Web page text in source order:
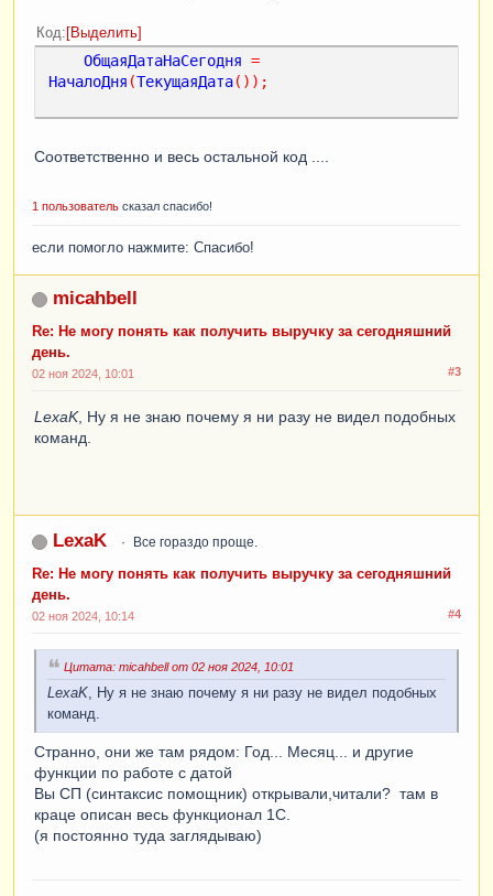
Код Выделить
ОбщаяДатаНаСегодня =
НачалоДня (ТекущаяДата());
Соответственно и весь остальной код ....
1 пользователь сказал спасибо!
если помогло нажмите: Спасибо!
micahbell
Re: Не могу понять как получить выручку за сегодняшний
день.
#3
02 ноя 2024, 10:01
LexaK, Ну я не знаю почему я ни разу не видел подобных
команд.
LexaK Все гораздо проще.
Re: Не могу понять как получить выручку за сегодняшний
день.
#4
02 ноя 2024, 10:14
Цитата: micahbell от 02 ноя 2024, 10:01
LexaK , Ну я не знаю почему я ни разу не видел подобных
команд.
Странно, они же там рядом: Год... Месяц... и другие
функции по работе с датой
Вы СП (синтаксис помощник) открывали,читали? там в
краце описан весь функционал 1С.
(я постоянно туда заглядываю)